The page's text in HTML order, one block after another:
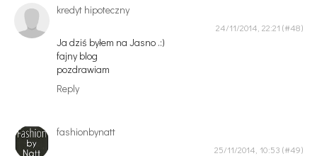
kredyt hipoteczny
24/11/2014, 22:21
Ja dziś byłem na Jasno .:)
fajny blog
pozdrawiam
Reply
fashionbynatt
25/11/2014, 10:53